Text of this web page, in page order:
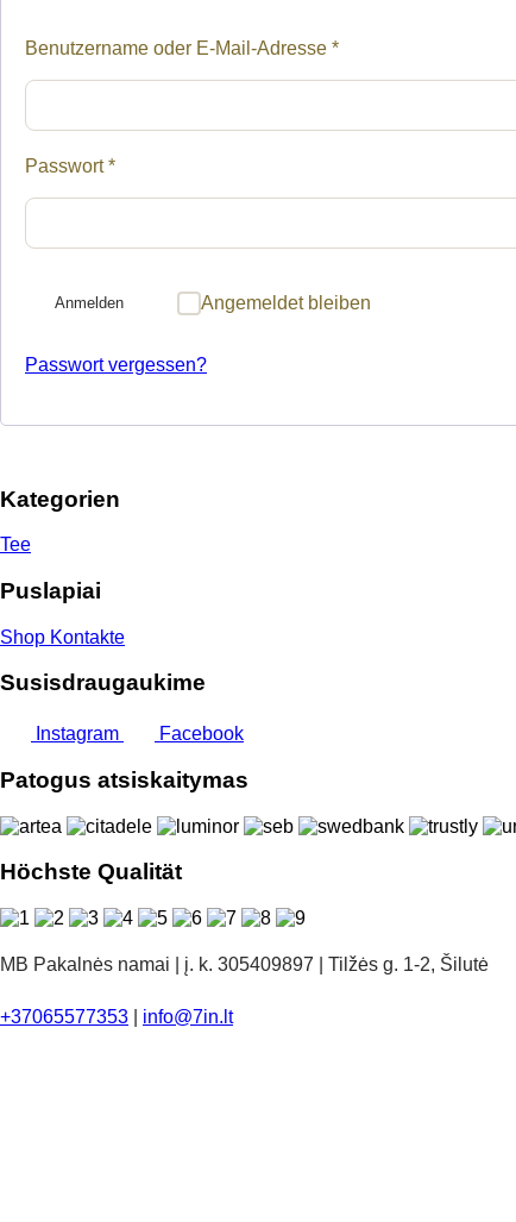
Benutzername oder E-Mail-Adresse *Erforderlich
Passwort*Erforderlich
Anmelden Angemeldet bleiben
Passwort vergessen?
Kategorien
Tee
Puslapiai
Shop Kontakte
Susisdraugaukime
Instagram Facebook
Patogus atsiskaitymas
Höchste Qualität
MB Pakalnės namai | į. k. 305409897 | Tilžės g. 1-2, Šilutė
+37065577353 info@7in.lt